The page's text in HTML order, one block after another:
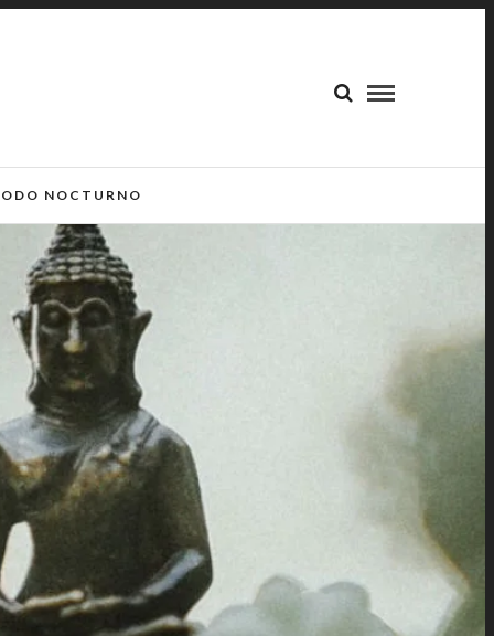
NOCTURNO